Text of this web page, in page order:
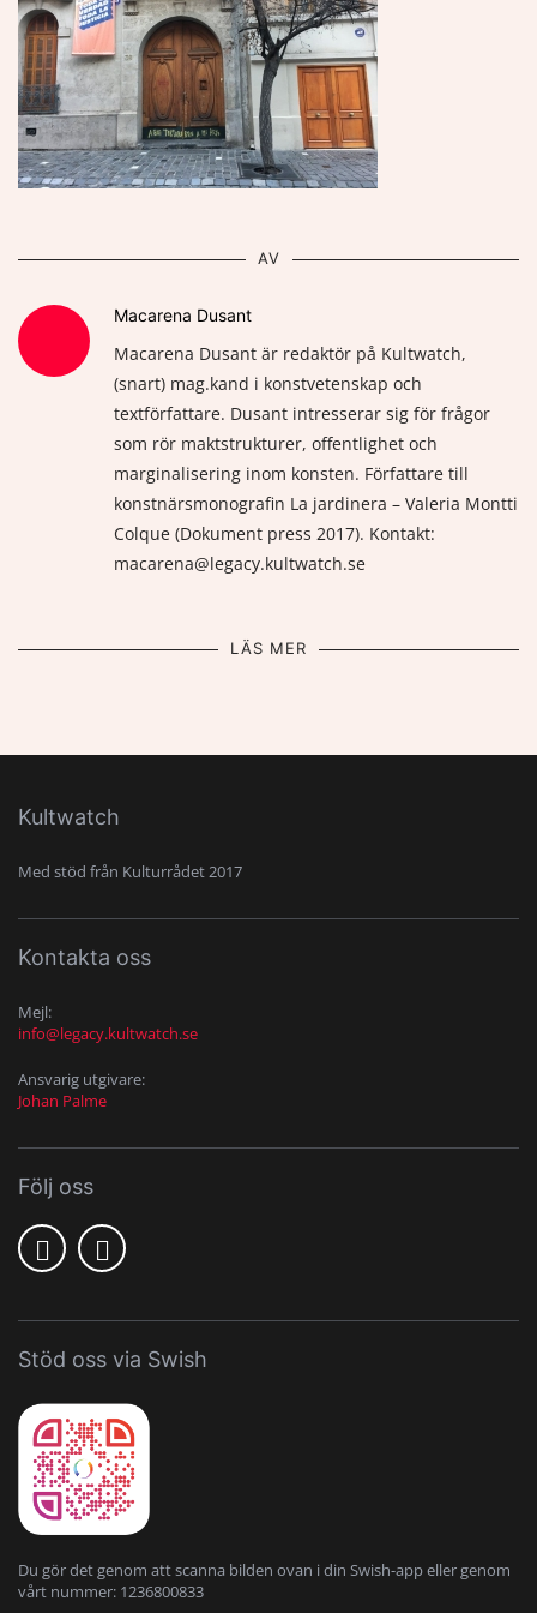
AV
Macarena Dusant
Macarena Dusant är redaktör på Kultwatch,
(snart) mag.kand i konstvetenskap och
textförfattare. Dusant intresserar sig för frågor
som rör maktstrukturer, offentlighet och
marginalisering inom konsten. Författare till
konstnärsmonografin La jardinera – Valeria Montti
Colque (Dokument press 2017). Kontakt:
macarena@legacy.kultwatch.se
LÄS MER
Kultwatch
Med stöd från Kulturrådet 2017
Kontakta oss
Mejl:
info@legacy.kultwatch.se
Ansvarig utgivare:
Johan Palme
Följ oss
Stöd oss via Swish
Du gör det genom att scanna bilden ovan i din Swish-app eller genom
vårt nummer: 1236800833